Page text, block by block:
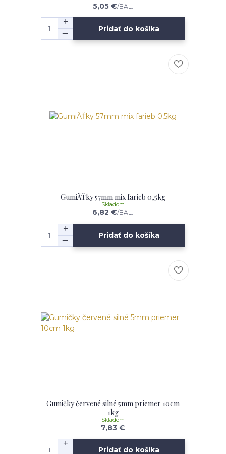
5,05 €/BAL.
Pridať do košíka
GumiÄŤky 57mm mix farieb 0,5kg
6,82 €/BAL.
Skladom
Pridať do košíka
Gumičky červené silné 5mm priemer 10cm
1kg
7,83 €
Skladom
Pridať do košíka